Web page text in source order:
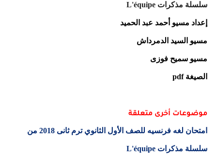
سلسلة مذكرات L'équipe
إعداد مسيو أحمد عبد الحميد
مسيو السيد الدمرداش
مسيو سميح فوزى
الصيغةpdf
موضوعات أخرى متعلقة
امتحان لغه فرنسيه للصف الأول الثانوي ترم ثانى 2018 من
سلسلة مذكرات L'équipe